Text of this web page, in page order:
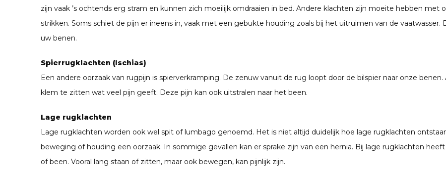
zijn vaak ’s ochtends erg stram en kunnen zich moeilijk omdraaien in bed. Andere klachten zijn moeite hebben
strikken. Soms schiet de pijn er ineens in, vaak met een gebukte houding zoals bij het uitruimen van de
uw benen.
Spierrugklachten (Ischias)
Een andere oorzaak van rugpijn is spierverkramping. De zenuw vanuit de rug loopt door de bilspier naar onze
klem te zitten wat veel pijn geeft. Deze pijn kan ook uitstralen naar het been.
Lage rugklachten
Lage rugklachten worden ook wel spit of lumbago genoemd. Het is niet altijd duidelijk hoe lage rugklachten
beweging of houding een oorzaak. In sommige gevallen kan er sprake zijn van een hernia. Bij lage rugklachten
of been. Vooral lang staan of zitten, maar ook bewegen, kan pijnlijk zijn.